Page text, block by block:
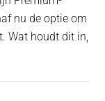
nu de optie om
Wat houdt dit in,